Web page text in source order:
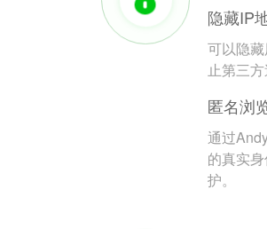
隐藏IP
可以隐
止第三
匿名浏
通过
的真实
护。